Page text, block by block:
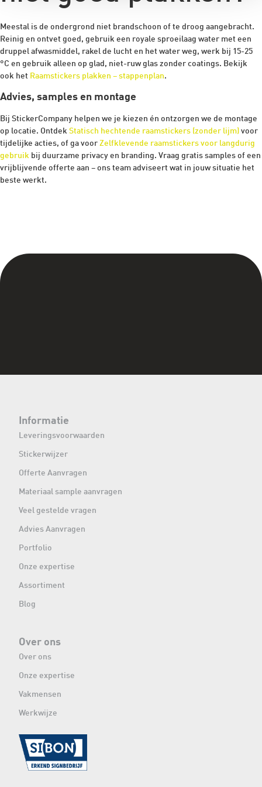
Meestal is de ondergrond niet brandschoon of te droog aangebracht.
Reinig en ontvet goed, gebruik een royale sproeilaag water met een
druppel afwasmiddel, rakel de lucht en het water weg, werk bij 15-25
°C en gebruik alleen op glad, niet-ruw glas zonder coatings. Bekijk
ook het Raamstickers plakken – stappenplan.
Advies, samples en montage
Bij StickerCompany helpen we je kiezen én ontzorgen we de montage
op locatie. Ontdek Statisch hechtende raamstickers (zonder lijm) voor
tijdelijke acties, of ga voor Zelfklevende raamstickers voor langdurig
gebruik bij duurzame privacy en branding. Vraag gratis samples of een
vrijblijvende offerte aan – ons team adviseert wat in jouw situatie het
beste werkt.
Informatie
Leveringsvoorwaarden
Stickerwijzer
Offerte Aanvragen
Materiaal sample aanvragen
Veel gestelde vragen
Advies Aanvragen
Portfolio
Onze expertise
Assortiment
Blog
Over ons
Over ons
Onze expertise
Vakmensen
Werkwijze